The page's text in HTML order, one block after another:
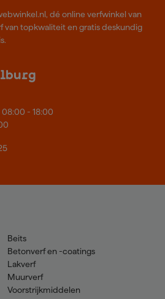
dé online verfwinkel van
van topkwaliteit en gratis deskundig
- 18:00
Beits
Betonverf en -coatings
Lakverf
Muurverf
Voorstrijkmiddelen